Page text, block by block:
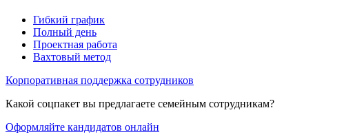
Гибкий график
Полный день
Проектная работа
Вахтовый метод
Корпоративная поддержка сотрудников
Какой соцпакет вы предлагаете семейным сотрудникам?
Оформляйте кандидатов онлайн